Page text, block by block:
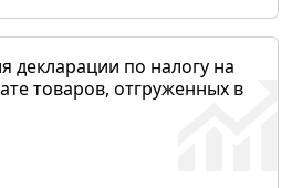
декларации по налогу на
товаров, отгруженных в